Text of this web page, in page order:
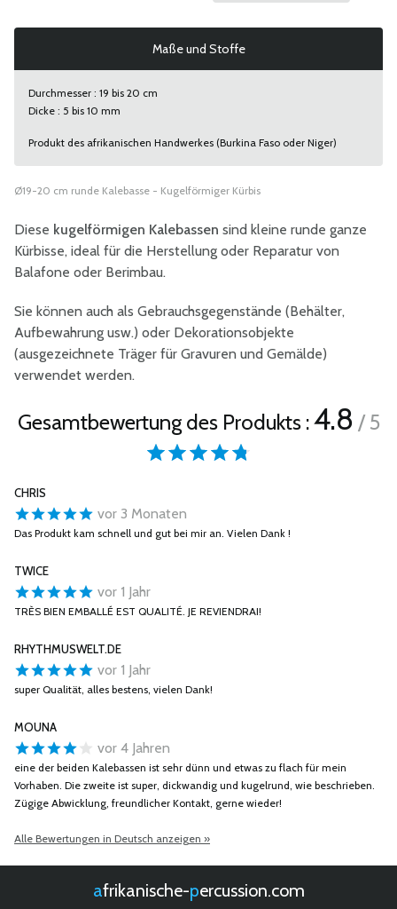
Maße und Stoffe
Durchmesser : 19 bis 20 cm
Dicke : 5 bis 10 mm
Produkt des afrikanischen Handwerkes (Burkina Faso oder Niger)
Ø19-20 cm runde Kalebasse - Kugelförmiger Kürbis
Diese kugelförmigen Kalebassen sind kleine runde ganze
Kürbisse, ideal für die Herstellung oder Reparatur von
Balafone oder Berimbau.
Sie können auch als Gebrauchsgegenstände (Behälter,
Aufbewahrung usw.) oder Dekorationsobjekte
(ausgezeichnete Träger für Gravuren und Gemälde)
verwendet werden.
Gesamtbewertung des Produkts :4.8 / 5
CHRIS
vor 3 Monaten
Das Produkt kam schnell und gut bei mir an. Vielen Dank !
TWICE
vor 1 Jahr
TRÈS BIEN EMBALLÉ EST QUALITÉ. JE REVIENDRAI!
RHYTHMUSWELT.DE
vor 1 Jahr
super Qualität, alles bestens, vielen Dank!
MOUNA
vor 4 Jahren
eine der beiden Kalebassen ist sehr dünn und etwas zu flach für mein
Vorhaben. Die zweite ist super, dickwandig und kugelrund, wie beschrieben.
Zügige Abwicklung, freundlicher Kontakt, gerne wieder!
Alle Bewertungen in Deutsch anzeigen »
afrikanische- percussion.com